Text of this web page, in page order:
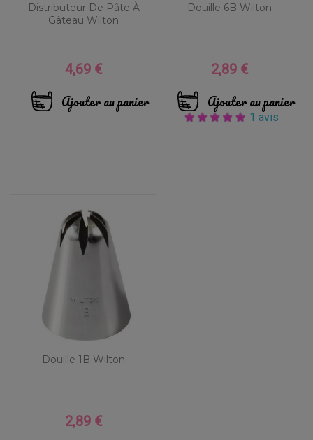
Distributeur De Pâte À
Gâteau Wilton
Prix
4,69 €
Ajouter au panier
Douille 6B Wilton
Prix
2,89 €
Ajouter au panier
1 avis
Douille 1B Wilton
Prix
2,89 €